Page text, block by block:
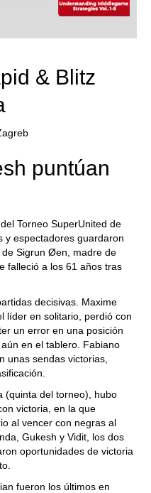
& Blitz
puntúan
Torneo SuperUnited de
y espectadores guardaron
Sigrun Øen, madre de
falleció a los 61 años tras
decisivas. Maxime
líder en solitario, perdió con
un error en una posición
en el tablero. Fabiano
unas sendas victorias,
(quinta del torneo), hubo
victoria, en la que
al vencer con negras al
Gukesh y Vidit, los dos
oportunidades de victoria
fueron los últimos en